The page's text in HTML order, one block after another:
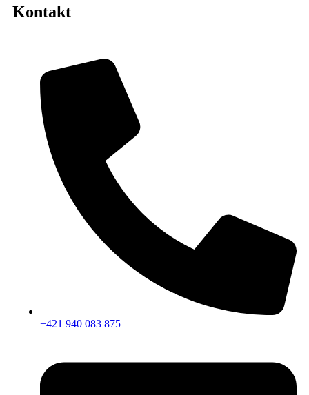
Kontakt
+421 940 083 875